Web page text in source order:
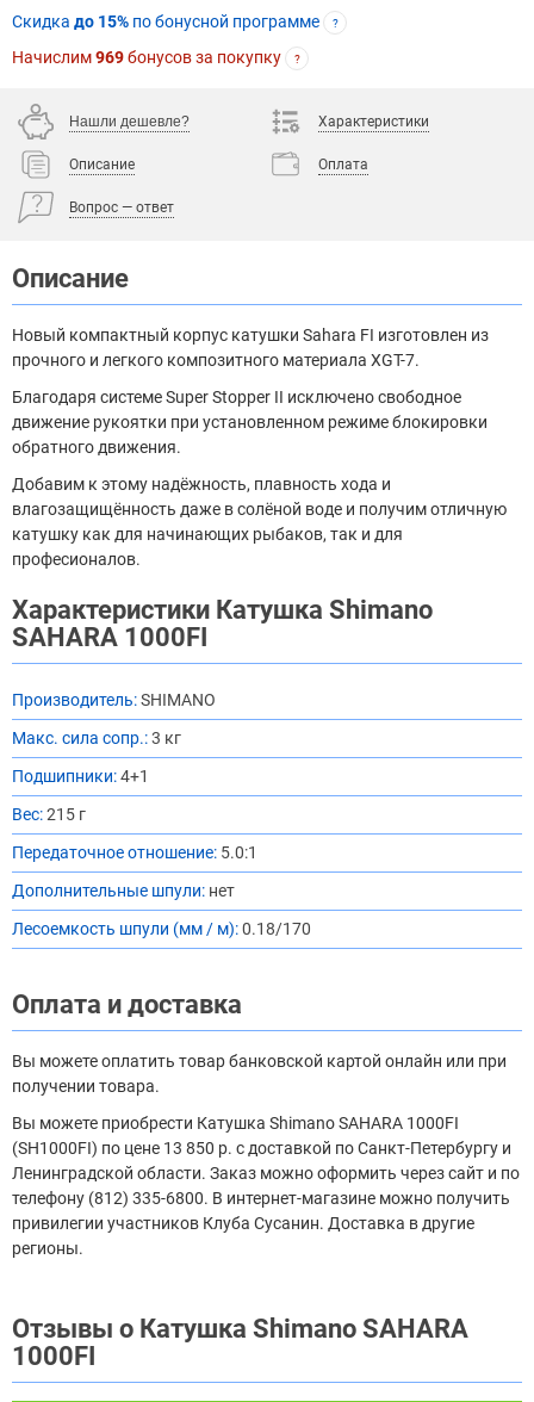
Скидка до 15% по бонусной программе ?
Начислим969бонусов за покупку ?
Нашли дешевле? Характеристики
Описание Оплата
Вопрос — ответ
Описание
Новый компактный корпус катушки Sahara FI изготовлен из
прочного и легкого композитного материала XGT-7.
Благодаря системе Super Stopper II исключено свободное
движение рукоятки при установленном режиме блокировки
обратного движения.
Добавим к этому надёжность, плавность хода и
влагозащищённость даже в солёной воде и получим отличную
катушку как для начинающих рыбаков, так и для
професионалов.
Характеристики Катушка Shimano
SAHARA 1000FI
Производитель:SHIMANO
Макс. сила сопр.:3 кг
Подшипники:4+1
Вес:215 г
Передаточное отношение: 5.0:1
Дополнительные шпули: нет
Лесоемкость шпули (мм / м):0.18/170
Оплата и доставка
Вы можете оплатить товар банковской картой онлайн или при
получении товара.
Вы можете приобрести Катушка Shimano SAHARA 1000FI
(SH1000FI) по цене 13 850 р. с доставкой по Санкт-Петербургу и
Ленинградской области. Заказ можно оформить через сайт и по
телефону (812) 335-6800. В интернет-магазине можно получить
привилегии участников Клуба Сусанин. Доставка в другие
регионы.
Отзывы о Катушка Shimano SAHARA
1000FI